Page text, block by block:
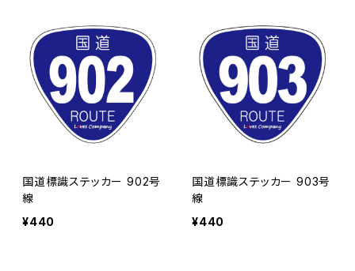
国道標識ステッカー 902号
線
¥440
国道標識ステッカー 903号
線
¥440